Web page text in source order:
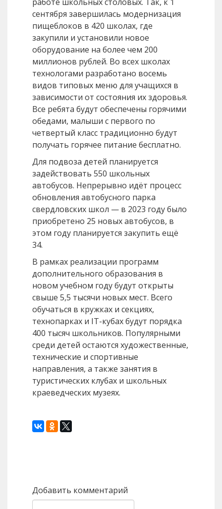
работе школьных столовых. Так, к 1
сентября завершилась модернизация
пищеблоков в 420 школах, где
закупили и установили новое
оборудование на более чем 200
миллионов рублей. Во всех школах
технологами разработано восемь
видов типовых меню для учащихся в
зависимости от состояния их здоровья.
Все ребята будут обеспечены горячими
обедами, малыши с первого по
четвертый класс традиционно будут
получать горячее питание бесплатно.
Для подвоза детей планируется
задействовать 550 школьных
автобусов. Непрерывно идёт процесс
обновления автобусного парка
свердловских школ — в 2023 году было
приобретено 25 новых автобусов, в
этом году планируется закупить ещё
34.
В рамках реализации программ
дополнительного образования в
новом учебном году будут открыты
свыше 5,5 тысячи новых мест. Всего
обучаться в кружках и секциях,
технопарках и IT-кубах будут порядка
400 тысяч школьников. Популярными
среди детей остаются художественные,
технические и спортивные
направления, а также занятия в
туристических клубах и школьных
краеведческих музеях.
Добавить комментарий